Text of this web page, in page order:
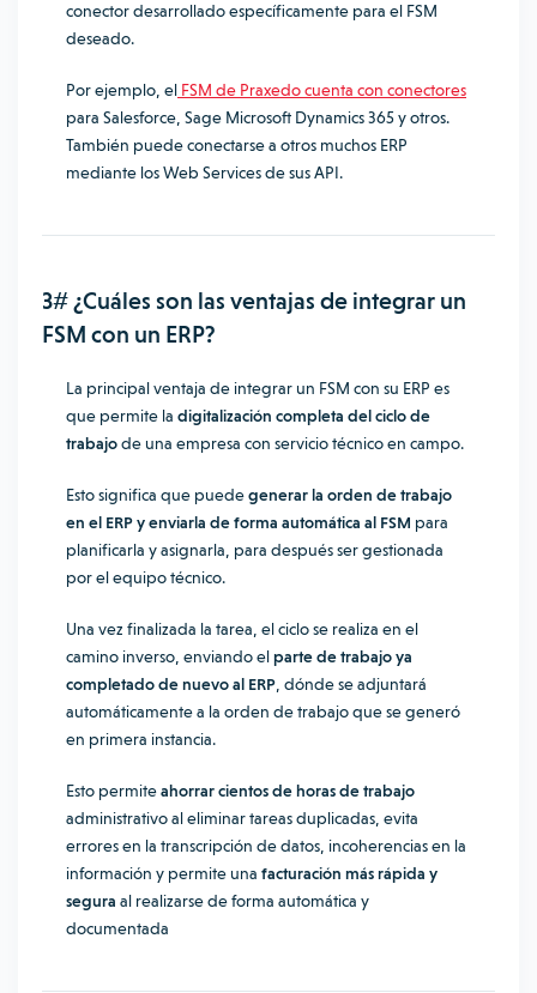
conector desarrollado específicamente para el FSM
deseado.
Por ejemplo, el FSM de Praxedo cuenta con conectores
para Salesforce, Sage Microsoft Dynamics 365 y otros.
También puede conectarse a otros muchos ERP
mediante los Web Services de sus API.
3# ¿Cuáles son las ventajas de integrar un
FSM con un ERP?
La principal ventaja de integrar un FSM con su ERP es
que permite la digitalización completa del ciclo de
trabajode una empresa con servicio técnico en campo.
Esto significa que puedegenerar la orden de trabajo
en el ERP y enviarla de forma automática al FSM para
planificarla y asignarla, para después ser gestionada
por el equipo técnico.
Una vez finalizada la tarea, el ciclo se realiza en el
camino inverso, enviando elparte de trabajo ya
completado de nuevo al ERP , dónde se adjuntará
automáticamente a la orden de trabajo que se generó
en primera instancia.
Esto permiteahorrar cientos de horas de trabajo
administrativo al eliminar tareas duplicadas, evita
errores en la transcripción de datos, incoherencias en la
información y permite una facturación más rápida y
segura al realizarse de forma automática y
documentada